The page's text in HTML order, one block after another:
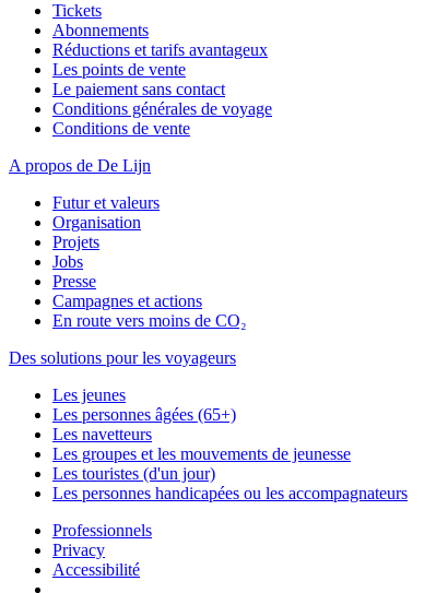
Tickets
Abonnements
Réductions et tarifs avantageux
Les points de vente
Le paiement sans contact
Conditions générales de voyage
Conditions de vente
A propos de De Lijn
Futur et valeurs
Organisation
Projets
Jobs
Presse
Campagnes et actions
En route vers moins de CO₂
Des solutions pour les voyageurs
Les jeunes
Les personnes âgées (65+)
Les navetteurs
Les groupes et les mouvements de jeunesse
Les touristes (d'un jour)
Les personnes handicapées ou les accompagnateurs
Professionnels
Privacy
Accessibilité